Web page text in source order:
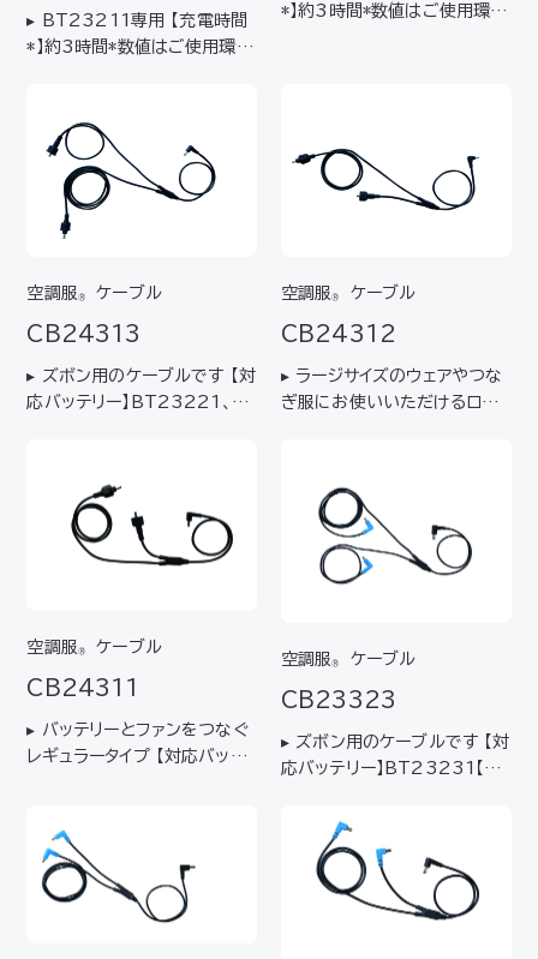
▸ BT23211専用 【充電時間
*】約3時間*数値はご使用環境
*】約3時間*数値はご使用環境
空調服® ケーブル
CB24313
▸ ズボン用のケーブルです 【対
応バッテリー】BT23221、B
空調服® ケーブル
CB24312
▸ ラージサイズのウェアやつな
ぎ服にお使いいただけるロン
ア】6Lサイズ以上 / KU9240
0、KU92425、KU921…
空調服® ケーブル
CB24311
▸ バッテリーとファンをつなぐ
レギュラータイプ 【対応バッテ
空調服® ケーブル
CB23323
▸ ズボン用のケーブルです 【対
応バッテリー】BT23231【対